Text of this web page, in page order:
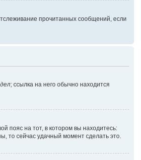
прочитанных сообщений, если
; ссылка на него обычно находится
пояс на тот, в котором вы находитесь:
то сейчас удачный момент сделать это.